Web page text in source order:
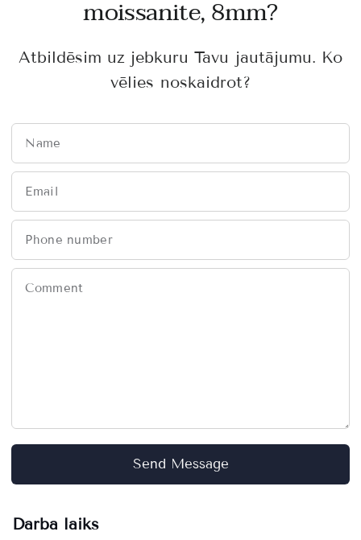
moissanite, 8mm?
Atbildēsim uz jebkuru Tavu jautājumu. Ko
vēlies noskaidrot?
Name
Email
Phone number
Comment
Send Message
Darba laiks